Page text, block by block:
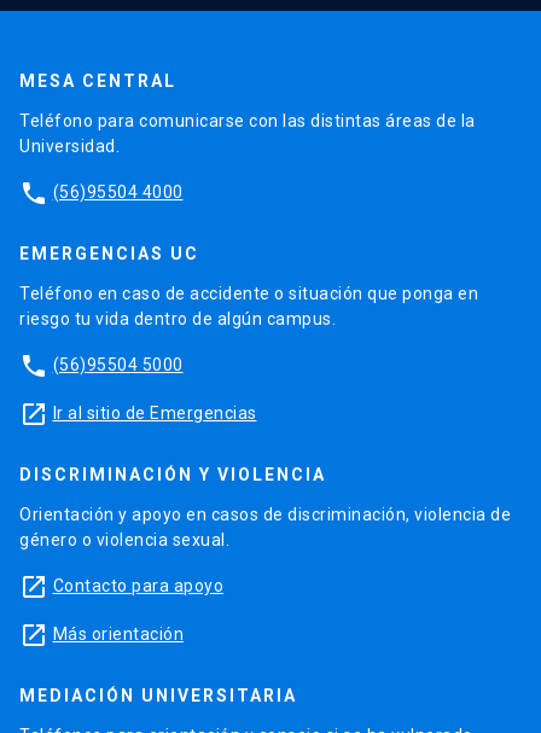
MESA CENTRAL
Teléfono para comunicarse con las distintas áreas de la
Universidad.
phone (56)95504 4000
EMERGENCIAS UC
Teléfono en caso de accidente o situación que ponga en
riesgo tu vida dentro de algún campus.
phone (56)95504 5000
launch Ir al sitio de Emergencias
DISCRIMINACIÓN Y VIOLENCIA
Orientación y apoyo en casos de discriminación, violencia de
género o violencia sexual.
launch Contacto para apoyo
launch Más orientación
MEDIACIÓN UNIVERSITARIA